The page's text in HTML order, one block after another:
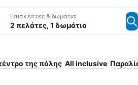
Επισκέπτες & δωμάτια
2 πελάτες, 1 δωμάτιο
της πόλης All inclusive